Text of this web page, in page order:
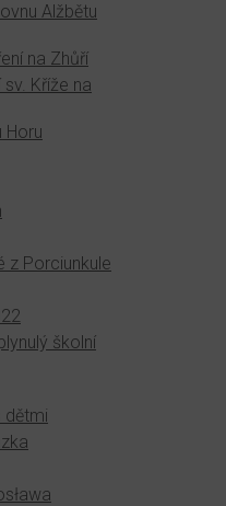
Alžbětu
na Zhůří
Kříže na
Horu
z Porciunkule
školní
dětmi